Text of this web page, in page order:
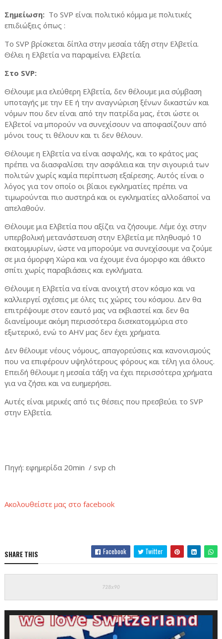
Σημείωση: Το SVP είναι πολιτικό κόμμα με πολιτικές
επιδιώξεις όπως :
Το SVP βρίσκεται δίπλα στην μεσαία τάξη στην Ελβετία.
Θέλει η Ελβετία να παραμείνει Ελβετία.
Στο SVP:
Θέλουμε μια ελεύθερη Ελβετία, δεν θέλουμε μια σύμβαση
υποταγής με την ΕΕ ή την αναγνώριση ξένων δικαστών και
νόμων που δεν είναι από την πατρίδα μας, έτσι ώστε οι
Ελβετοί να μπορούν να συνεχίσουν να αποφασίζουν από
μόνοι τους τι θέλουν και τι δεν θέλουν.
Θέλουμε η Ελβετία να είναι ασφαλής, και το κράτος μας
πρέπει να διασφαλίσει την ασφάλεια και την σιγουριά των
πολιτών χωρίς καμία περίπτωση εξαίρεσης. Αυτός είναι ο
λόγος για τον οποίο οι βίαιοι εγκληματίες πρέπει να
τιμωρούνται πιο αυστηρά και οι εγκληματίες αλλοδαποί να
απελαθούν.
Θέλουμε μια Ελβετία που αξίζει να ζήσουμε. Λέμε όχι στην
υπερβολική μετανάστευση στην Ελβετία με πληθυσμό 10
εκατομμυρίων, ώστε να μπορούμε να συνεχίσουμε να ζούμε
σε μια όμορφη Χώρα και να έχουμε ένα όμορφο και άθικτο
σπίτι χωρίς παραβιάσεις και εγκλήματα.
Θέλουμε η Ελβετία να είναι ανοιχτή στον κόσμο και να
καλλιεργεί σχέσεις με όλες τις χώρες του κόσμου. Δεν θα
επιτρέψουμε στον εαυτό μας να εκβιαστεί και δεν θα
διανείμουμε ακόμη περισσότερα δισεκατομμύρια στο
εξωτερικό, ενώ το AHV μας δεν έχει χρήματα.
Δεν θέλουμε νέους νόμους, απαγορεύσεις και κανονισμούς
που να επιφέρουν υψηλότερους φόρους και τέλη για όλους.
Επειδή θέλουμε η μεσαία τάξη να έχει περισσότερα χρήματα
για να ζήσει και να ευημερήσει.
Αυτές είναι μερικές από τις θέσεις που πρεσβεύει το SVP
στην Ελβετία.
Πηγή: εφημερίδα 20min / svp ch
Ακολουθείστε μας στο facebook
SHARE THIS Facebook Twitter